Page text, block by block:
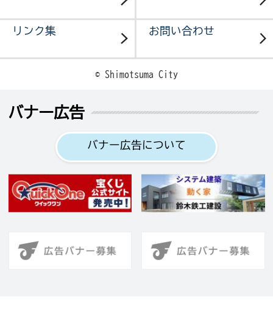
リンク集 お問い合わせ
© Shimotsuma City
バナー広告
バナー広告について